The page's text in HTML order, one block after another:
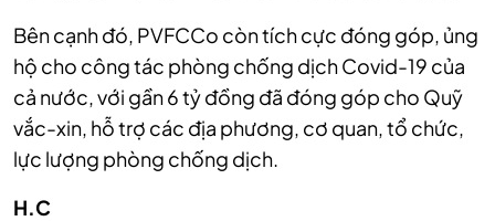
Bên cạnh đó, PVFCCo còn tích cực đóng góp, ủng
hộ cho công tác phòng chống dịch Covid-19 của
cả nước, với gần 6 tỷ đồng đã đóng góp cho Quỹ
vắc-xin, hỗ trợ các địa phương, cơ quan, tổ chức,
lực lượng phòng chống dịch.
H.C